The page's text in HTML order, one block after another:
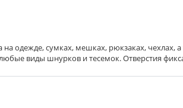
одежде, сумках, мешках, рюкзаках,
виды шнурков и тесемок. Отверстия